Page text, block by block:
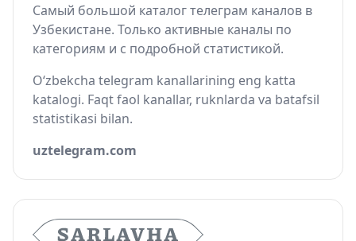
Самый большой каталог телеграм каналов в
Узбекистане. Только активные каналы по
категориям и с подробной статистикой.
O‘zbekcha telegram kanallarining eng katta
katalogi. Faqt faol kanallar, ruknlarda va batafsil
statistikasi bilan.
uztelegram.com